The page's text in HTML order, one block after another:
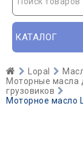
КАТАЛОГ
Lopal
Моторные масла
грузовиков
Моторное масло